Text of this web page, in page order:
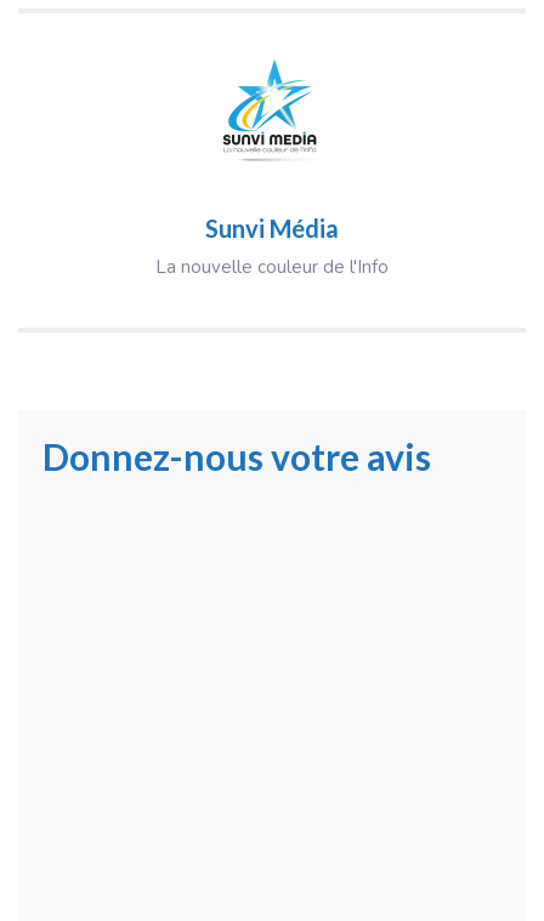
Sunvi Média
La nouvelle couleur de l'Info
Donnez-nous votre avis